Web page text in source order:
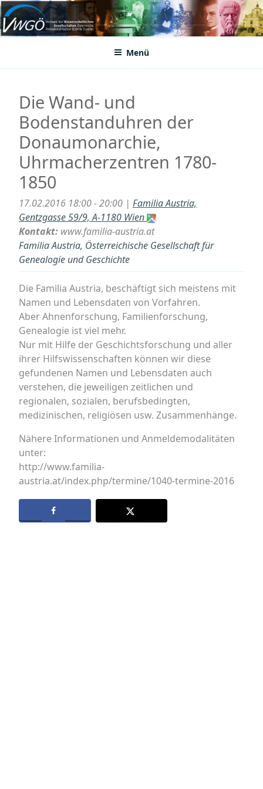
Zum
Inhalt
springenVWGÖ
Federation of Austrian Scientific Societies
Menü
Die Wand- und
Bodenstanduhren der
Donaumonarchie,
Uhrmacherzentren 1780-
1850
17.02.2016 18:00 - 20:00 | Familia Austria,
Gentzgasse 59/9, A-1180 Wien
Kontakt: www.familia-austria.at
Familia Austria, Österreichische Gesellschaft für
Genealogie und Geschichte
Die Familia Austria, beschäftigt sich meistens mit
Namen und Lebensdaten von Vorfahren.
Aber Ahnenforschung, Familienforschung,
Genealogie ist viel mehr.
Nur mit Hilfe der Geschichtsforschung und aller
ihrer Hilfswissenschaften können wir diese
gefundenen Namen und Lebensdaten auch
verstehen, die jeweiligen zeitlichen und
regionalen, sozialen, berufsbedingten,
medizinischen, religiösen usw. Zusammenhänge.
Nähere Informationen und Anmeldemodalitäten
unter:
http://www.familia-
austria.at/index.php/termine/1040-termine-2016